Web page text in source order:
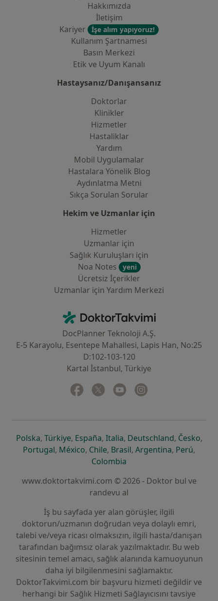
Hakkımızda
İletişim
Kariyer
İşe alım yapıyoruz!
Kullanım Şartnamesi
Basın Merkezi
Etik ve Uyum Kanalı
Hastaysanız/Danışansanız
Doktorlar
Klinikler
Hizmetler
Hastaliklar
Yardım
Mobil Uygulamalar
Hastalara Yönelik Blog
Aydınlatma Metni
Sıkça Sorulan Sorular
Hekim ve Uzmanlar için
Hizmetler
Uzmanlar için
Sağlık Kuruluşları için
Noa Notes
yeni
Ücretsiz İçerikler
Uzmanlar için Yardım Merkezi
DoktorTakvimi - Ana Sayfa
DocPlanner Teknoloji A.Ş.
E-5 Karayolu, Esentepe Mahallesi, Lapis Han, No:25
D:102-103-120
Kartal İstanbul, Türkiye
Facebook
yeni bir sekmede açılır
Twitter
yeni bir sekmede açılır
Youtube
yeni bir sekmede açılır
Polskayeni bir sekmede açılır
, Türkiyeyeni bir sekmede açılır
, Españayeni bir sekmede açılır
, Italiayeni bir sekmede açılır
, Deutschlandyeni bir
, Českoyeni
,
Portugalyeni bir sekmede açılır
, Méxicoyeni bir sekmede açılır
, Chileyeni bir sekmede açılır
, Brasilyeni bir sekmede açılır
, Argentinayeni bir
, Perúyeni
,
Colombia
www.doktortakvimi.com © 2026 - Doktor bul ve
randevu al
İş bu sayfada yer alan görüşler, ilgili
doktorun/uzmanın doğrudan veya dolaylı emri,
talebi ve/veya ricası olmaksızın, ilgili hasta/danışan
tarafından bağımsız olarak yazılmaktadır. Bu web
sitesinin temel amacı, sağlık alanında kamuoyunun
daha iyi bilgilenmesini sağlamaktır.
DoktorTakvimi.com bir başvuru hizmeti değildir ve
herhangi bir Sağlık Hizmeti Sağlayıcısını tavsiye